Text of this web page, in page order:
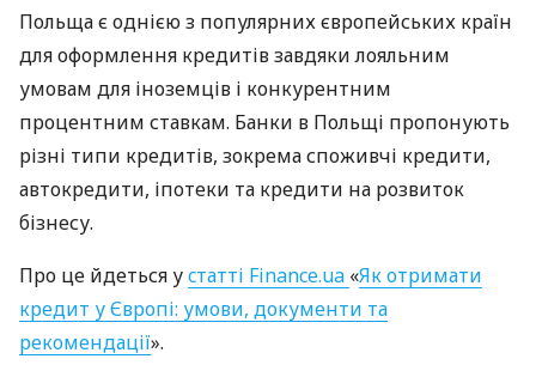
Польща є однією з популярних європейських країн
для оформлення кредитів завдяки лояльним
умовам для іноземців і конкурентним
процентним ставкам. Банки в Польщі пропонують
різні типи кредитів, зокрема споживчі кредити,
автокредити, іпотеки та кредити на розвиток
бізнесу.
Про це йдеться уcтатті Finance.ua «Як отримати
кредит у Європі: умови, документи та
рекомендації».